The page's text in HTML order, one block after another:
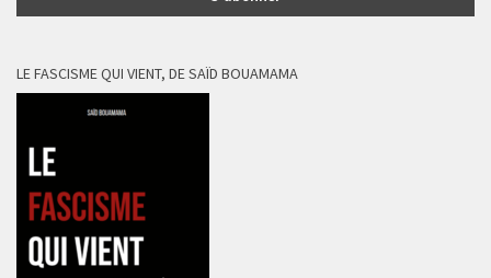
LE FASCISME QUI VIENT, DE SAÏD BOUAMAMA